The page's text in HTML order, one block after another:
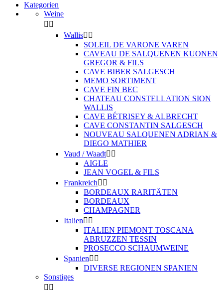
Kategorien
Weine
 
Wallis 
SOLEIL DE VARONE VAREN
CAVEAU DE SALQUENEN KUONEN
GREGOR & FILS
CAVE BIBER SALGESCH
MEMO SORTIMENT
CAVE FIN BEC
CHATEAU CONSTELLATION SION
WALLIS
CAVE BÉTRISEY & ALBRECHT
CAVE CONSTANTIN SALGESCH
NOUVEAU SALQUENEN ADRIAN &
DIEGO MATHIER
Vaud / Waadt 
AIGLE
JEAN VOGEL & FILS
Frankreich 
BORDEAUX RARITÄTEN
BORDEAUX
CHAMPAGNER
Italien 
ITALIEN PIEMONT TOSCANA
ABRUZZEN TESSIN
PROSECCO SCHAUMWEINE
Spanien 
DIVERSE REGIONEN SPANIEN
Sonstiges
 